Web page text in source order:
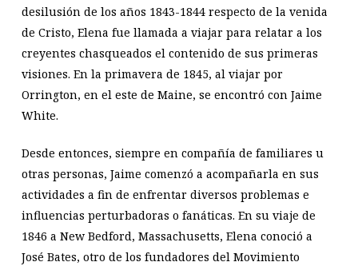
desilusión de los años 1843-1844 respecto de la venida
de Cristo, Elena fue llamada a viajar para relatar a los
creyentes chasqueados el contenido de sus primeras
visiones. En la primavera de 1845, al viajar por
Orrington, en el este de Maine, se encontró con Jaime
White.
Desde entonces, siempre en compañía de familiares u
otras personas, Jaime comenzó a acompañarla en sus
actividades a fin de enfrentar diversos problemas e
influencias perturbadoras o fanáticas. En su viaje de
1846 a New Bedford, Massachusetts, Elena conoció a
José Bates, otro de los fundadores del Movimiento